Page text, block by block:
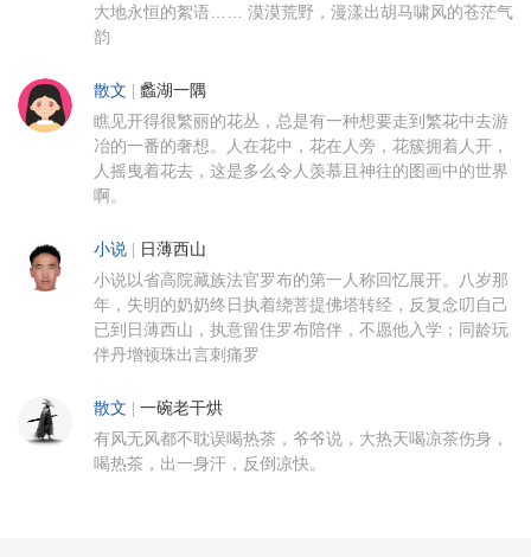
大地永恒的絮语…… 漠漠荒野，漫漾出胡马啸风的苍茫气
韵
散文 蠡湖一隅
瞧见开得很繁丽的花丛，总是有一种想要走到繁花中去游
冶的一番的奢想。人在花中，花在人旁，花簇拥着人开，
人摇曳着花去，这是多么令人羡慕且神往的图画中的世界
啊。
小说 日薄西山
小说以省高院藏族法官罗布的第一人称回忆展开。八岁那
年，失明的奶奶终日执着绕菩提佛塔转经，反复念叨自己
已到日薄西山，执意留住罗布陪伴，不愿他入学；同龄玩
伴丹增顿珠出言刺痛罗
散文 一碗老干烘
有风无风都不耽误喝热茶，爷爷说，大热天喝凉茶伤身，
喝热茶，出一身汗，反倒凉快。